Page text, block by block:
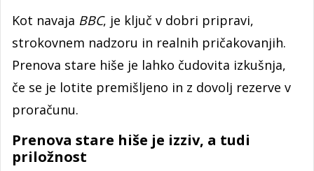
Kot navaja BBC, je ključ v dobri pripravi,
strokovnem nadzoru in realnih pričakovanjih.
Prenova stare hiše je lahko čudovita izkušnja,
če se je lotite premišljeno in z dovolj rezerve v
proračunu.
Prenova stare hiše je izziv, a tudi
priložnost